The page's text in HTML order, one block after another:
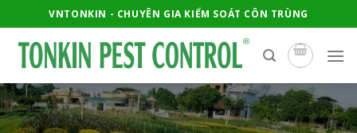
to
content
VNTONKIN - CHUYÊN GIA KIỂM SOÁT CÔN TRÙNG